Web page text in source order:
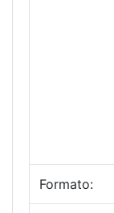
Formato: